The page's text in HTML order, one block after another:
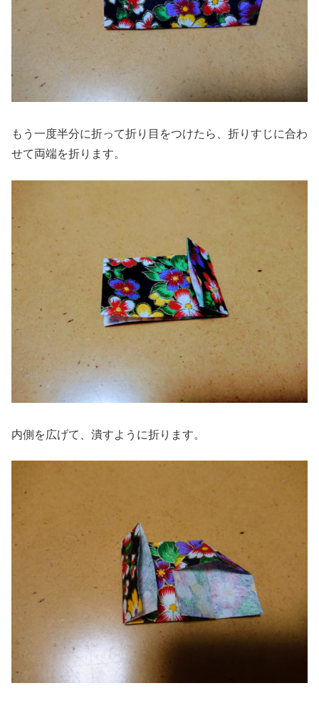
もう一度半分に折って折り目をつけたら、折りすじに合わ
せて両端を折ります。
内側を広げて、潰すように折ります。